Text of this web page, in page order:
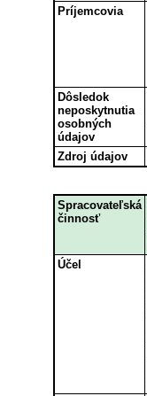
Príjemcovia
Dôsledok
neposkytnutia
osobných
údajov
Zdroj údajov
Spracovateľská
činnosť
Účel